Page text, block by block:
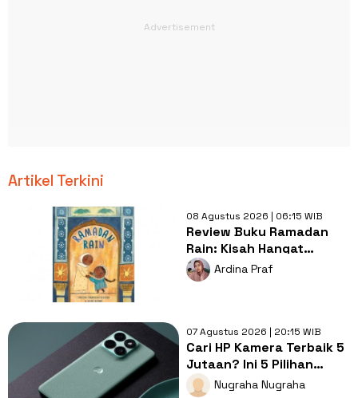
Artikel Terkini
08 Agustus 2026 | 06:15 WIB
Review Buku Ramadan
Rain: Kisah Hangat
tentang Doa, Syukur, dan
Cinta Keluarga di Balik
Ardina Praf
07 Agustus 2026 | 20:15 WIB
Cari HP Kamera Terbaik 5
Jutaan? Ini 5 Pilihan
dengan Foto Paling Tajam
Nugraha Nugraha